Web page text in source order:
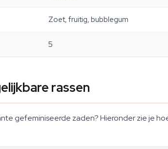
Zoet, fruitig, bubblegum
5
rassen
gefeminiseerde zaden? Hieronder zie je